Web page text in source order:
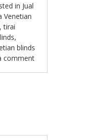
in Jual
Venetian
,tirai
,
blinds
comment